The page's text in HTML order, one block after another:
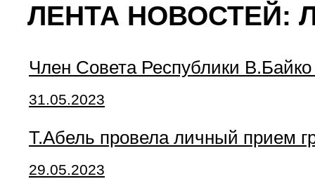
ЛЕНТА НОВОСТЕЙ:
Член Совета Республики
31.05.2023
Т.Абель провела личный прием
29.05.2023